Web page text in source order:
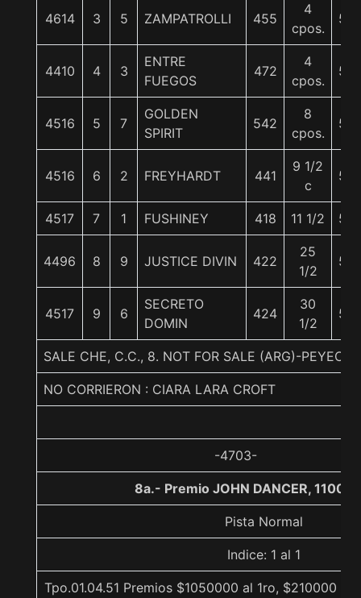
4614 3 5 ZAMPATROLLI 455
4
cpos.
56
4410 4 3
ENTRE
FUEGOS
472
4
cpos.
56
4516 5 7
GOLDEN
SPIRIT
542
8
cpos.
56
4516 6 2 FREYHARDT 441
9 1/2
c
56
4517 7 1 FUSHINEY 418 11 1/2 56
4496 8 9 JUSTICE DIVIN 422
25
1/2
56
4517 9 6
SECRETO
DOMIN
424
30
1/2
56
SALE CHE, C.C., 8. NOT FOR SALE (ARG)-
NO CORRIERON : CIARA LARA CROFT
-4703-
8a.- Premio JOHN DANCER, 1100
Pista Normal
Indice: 1 al 1
Tpo.01.04.51 Premios $1050000 al 1ro, $210000 al